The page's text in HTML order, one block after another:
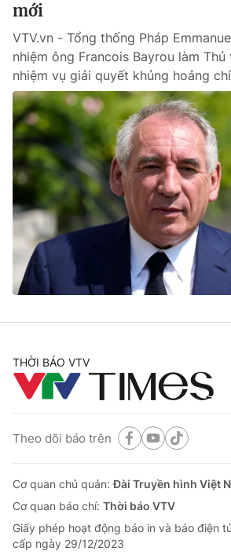
Emagazine
Photo
Video Shorts
VTV Money VTV Thể
VTV Sức khoẻ Bất
Thị trường 24h Tấm
VTV4 Vươn
Liên hệ tòa soạn English
Theo dõi báo trên
mới
VTV.vn - Tổng thống Pháp
nhiệm ông Francois Bayrou làm
nhiệm vụ giải quyết khủng hoảng
THỜI BÁO VTV
Theo dõi báo trên
Cơ quan chủ quản:Đài Truyền hình Việt
Cơ quan báo chí: Thời báo VTV
Giấy phép hoạt động báo in và báo điện
cấp ngày 29/12/2023